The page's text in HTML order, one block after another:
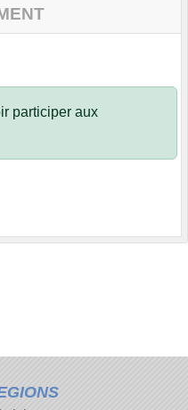
participer aux